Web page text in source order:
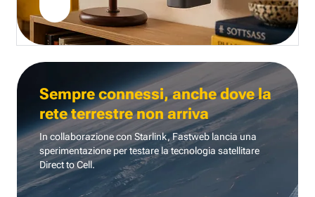
Sempre connessi, anche dove la
rete terrestre non arriva
In collaborazione con Starlink, Fastweb lancia una
sperimentazione per testare la tecnologia satellitare
Direct to Cell.